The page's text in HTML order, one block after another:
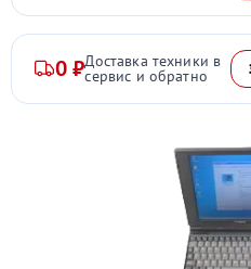
0 ₽Доставка техники в
сервис и обратно